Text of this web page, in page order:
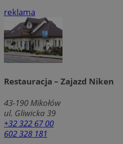
reklama
Restauracja – Zajazd Niken
43-190 Mikołów
ul. Gliwicka 39
+32 322 67 00
602 328 181